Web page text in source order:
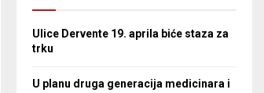
Ulice Dervente 19. aprila biće staza za
trku
U planu druga generacija medicinara i